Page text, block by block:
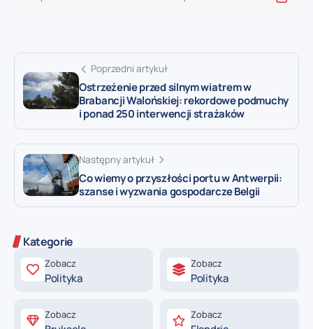
Poprzedni artykuł
Ostrzeżenie przed silnym wiatrem w
Brabancji Walońskiej: rekordowe podmuchy
i ponad 250 interwencji strażaków
Następny artykuł
Co wiemy o przyszłości portu w Antwerpii:
szanse i wyzwania gospodarcze Belgii
Kategorie
Zobacz
Polityka
Zobacz
Polityka
Zobacz Zobacz